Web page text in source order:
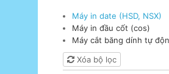
Máy in date (HSD, NSX)
Máy in đầu cốt (cos)
Máy cắt băng dính tự
Xóa bộ lọc